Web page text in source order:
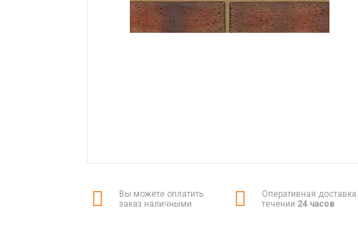
Вы можете оплатить
заказ наличными
Оперативная доставка
течении 24 часов